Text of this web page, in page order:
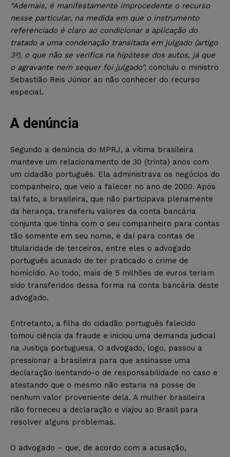
“Ademais, é manifestamente improcedente o recurso
nesse particular, na medida em que o instrumento
referenciado é claro ao condicionar a aplicação do
tratado a uma condenação transitada em julgado (artigo
3º), o que não se verifica na hipótese dos autos, já que
o agravante nem sequer foi julgado”, concluiu o ministro
Sebastião Reis Júnior ao não conhecer do recurso
especial.
A denúncia
Segundo a denúncia do MPRJ, a vítima brasileira
manteve um relacionamento de 30 (trinta) anos com
um cidadão português. Ela administrava os negócios do
companheiro, que veio a falecer no ano de 2000. Após
tal fato, a brasileira, que não participava plenamente
da herança, transferiu valores da conta bancária
conjunta que tinha com o seu companheiro para contas
tão somente em seu nome, e daí para contas de
titularidade de terceiros, entre eles o advogado
português acusado de ter praticado o crime de
homicídio. Ao todo, mais de 5 milhões de euros teriam
sido transferidos dessa forma na conta bancária deste
advogado.
Entretanto, a filha do cidadão português falecido
tomou ciência da fraude e iniciou uma demanda judicial
na Justiça portuguesa. O advogado, logo, passou a
pressionar a brasileira para que assinasse uma
declaração isentando-o de responsabilidade no caso e
atestando que o mesmo não estaria na posse de
nenhum valor proveniente dela. A mulher brasileira
não forneceu a declaração e viajou ao Brasil para
resolver alguns problemas.
O advogado – que, de acordo com a acusação,